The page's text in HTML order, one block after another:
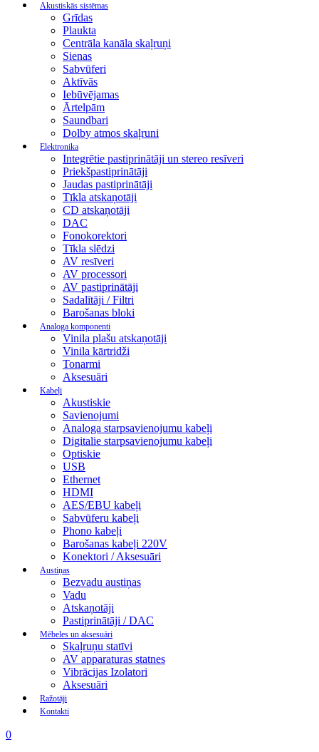
Akustiskās sistēmas
Grīdas
Plaukta
Centrāla kanāla skaļruņi
Sienas
Sabvūferi
Aktīvās
Iebūvējamas
Ārtelpām
Saundbari
Dolby atmos skaļruni
Elektronika
Integrētie pastiprinātāji un stereo resīveri
Priekšpastiprinātāji
Jaudas pastiprinātāji
Tīkla atskaņotāji
CD atskaņotāji
DAC
Fonokorektori
Tīkla slēdzi
AV resīveri
AV processori
AV pastiprinātāji
Sadalītāji / Filtri
Barošanas bloki
Analoga komponenti
Vinila plašu atskaņotāji
Vinila kārtridži
Tonarmi
Aksesuāri
Kabeļi
Akustiskie
Savienojumi
Analoga starpsavienojumu kabeļi
Digitalie starpsavienojumu kabeļi
Optiskie
USB
Ethernet
HDMI
AES/EBU kabeļi
Sabvūferu kabeļi
Phono kabeļi
Barošanas kabeļi 220V
Konektori / Aksesuāri
Austiņas
Bezvadu austiņas
Vadu
Atskaņotāji
Pastiprinātāji / DAC
Mēbeles un aksesuāri
Skaļruņu statīvi
AV apparaturas statnes
Vibrācijas Izolatori
Aksesuāri
Ražotāji
Kontakti
0